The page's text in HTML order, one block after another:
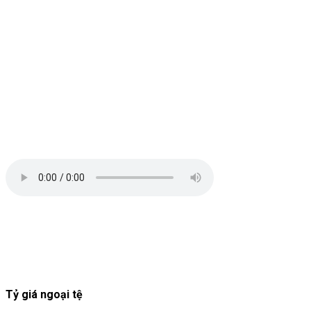
Tỷ giá ngoại tệ